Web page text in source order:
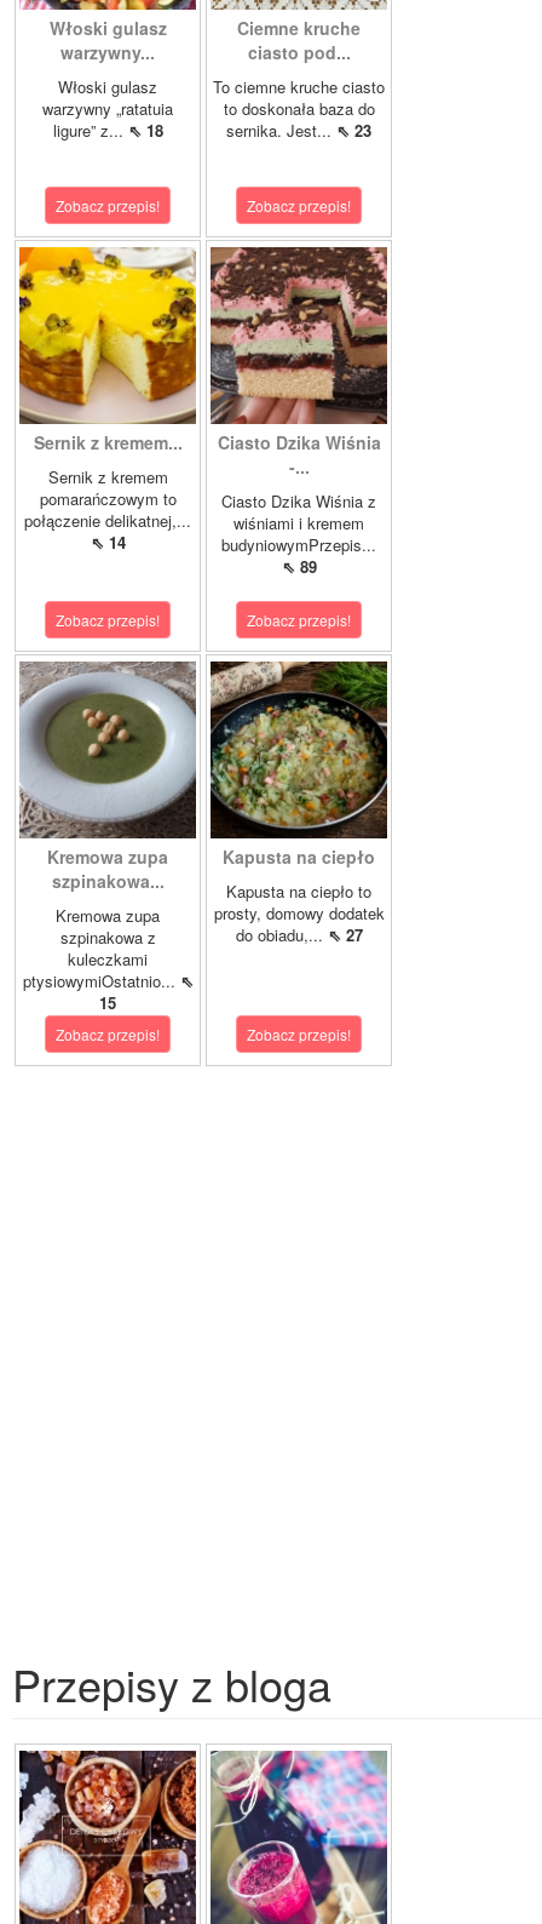
Włoski gulasz
warzywny...
Włoski gulasz
warzywny „ratatuia
ligure” z... ⇖ 18
Zobacz przepis!
Ciemne kruche
ciasto pod...
To ciemne kruche ciasto
to doskonała baza do
sernika. Jest... ⇖ 23
Zobacz przepis!
Sernik z kremem...
Sernik z kremem
pomarańczowym to
połączenie delikatnej,...
⇖ 14
Zobacz przepis!
Ciasto Dzika Wiśnia
-...
Ciasto Dzika Wiśnia z
wiśniami i kremem
budyniowymPrzepis...
⇖ 89
Zobacz przepis!
Kremowa zupa
szpinakowa...
Kremowa zupa
szpinakowa z
kuleczkami
ptysiowymiOstatnio... ⇖
15
Zobacz przepis!
Kapusta na ciepło
Kapusta na ciepło to
prosty, domowy dodatek
do obiadu,... ⇖ 27
Zobacz przepis!
Przepisy z bloga